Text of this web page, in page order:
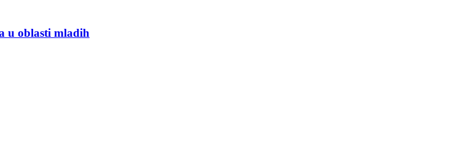
u oblasti mladih